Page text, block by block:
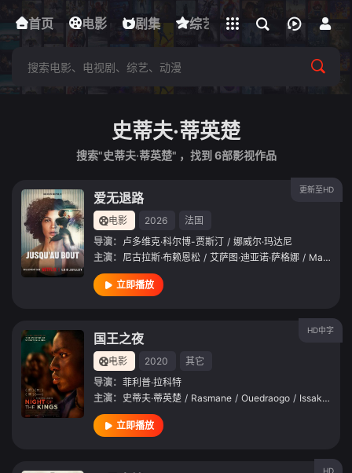
首页 电影 剧集 综艺 动漫 短剧
下载客户端
立即登录
史蒂夫·蒂英楚
搜索"史蒂夫·蒂英楚" ，找到 6部影视作品
更新至HD
爱无退路
电影 2026
法国
导演： 卢多维克·科尔博-贾斯汀 / 娜威尔·玛达尼
主演： 尼古拉斯·布赖恩松 / 艾萨图·迪亚诺·萨格娜 / Majida
立即播放
HD中字
国王之夜
电影 2020
其它
导演： 菲利普·拉科特
主演： 史蒂夫·蒂英楚 / Rasmane / Ouedraogo / Issaka
立即播放
HD